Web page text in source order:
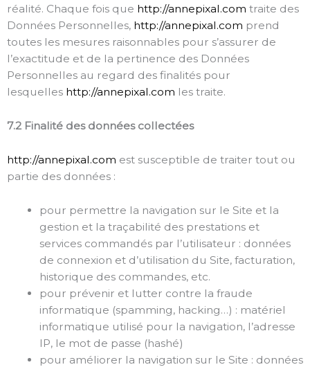
réalité. Chaque fois que http://annepixal.com traite des
Données Personnelles, http://annepixal.com prend
toutes les mesures raisonnables pour s’assurer de
l’exactitude et de la pertinence des Données
Personnelles au regard des finalités pour
lesquelles http://annepixal.com les traite.
7.2 Finalité des données collectées
http://annepixal.com est susceptible de traiter tout ou
partie des données :
pour permettre la navigation sur le Site et la
gestion et la traçabilité des prestations et
services commandés par l’utilisateur : données
de connexion et d’utilisation du Site, facturation,
historique des commandes, etc.
pour prévenir et lutter contre la fraude
informatique (spamming, hacking…) : matériel
informatique utilisé pour la navigation, l’adresse
IP, le mot de passe (hashé)
pour améliorer la navigation sur le Site : données